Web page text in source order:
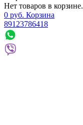
Нет товаров в корзине.
0 руб. Корзина
89123786418